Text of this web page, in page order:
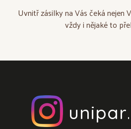
Uvnitř zásilky na Vás čeká nejen
vždy i nějaké to
unipar